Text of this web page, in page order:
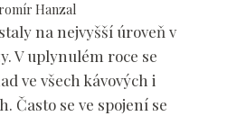
Hanzal
na nejvyšší úroveň v
V uplynulém roce se
ve všech kávových i
Často se ve spojení se